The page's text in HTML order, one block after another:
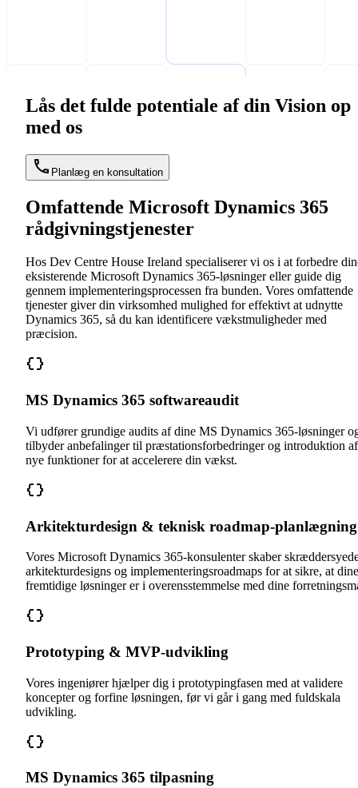
Lås det fulde potentiale af din Vision op
med os
Planlæg en konsultation
Omfattende Microsoft Dynamics 365
rådgivningstjenester
Hos Dev Centre House Ireland specialiserer vi os i at forbedre
eksisterende Microsoft Dynamics 365-løsninger eller guide dig
gennem implementeringsprocessen fra bunden. Vores omfattende
tjenester giver din virksomhed mulighed for effektivt at udnytte
Dynamics 365, så du kan identificere vækstmuligheder med
præcision.
MS Dynamics 365 softwareaudit
Vi udfører grundige audits af dine MS Dynamics 365-løsninger
tilbyder anbefalinger til præstationsforbedringer og introduktion af
nye funktioner for at accelerere din vækst.
Arkitekturdesign & teknisk roadmap-planlægning
Vores Microsoft Dynamics 365-konsulenter skaber
arkitekturdesigns og implementeringsroadmaps for at sikre, at dine
fremtidige løsninger er i overensstemmelse med dine
Prototyping & MVP-udvikling
Vores ingeniører hjælper dig i prototypingfasen med at validere
koncepter og forfine løsningen, før vi går i gang med fuldskala
udvikling.
MS Dynamics 365 tilpasning